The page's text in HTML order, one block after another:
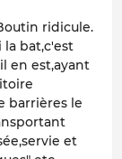
ridicule.
la bat,c'est
en est,ayant
barrières le
et